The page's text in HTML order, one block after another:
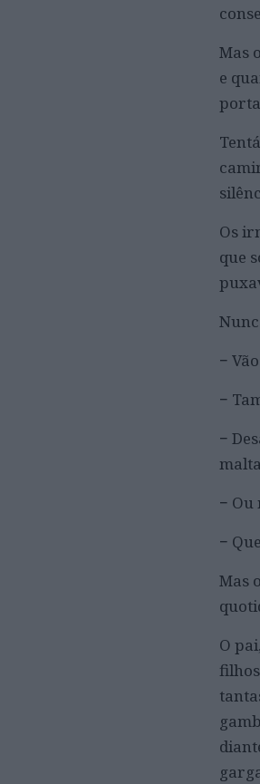
Mas
e
Os
que
−
−
−
− Ou
−
Mas
O